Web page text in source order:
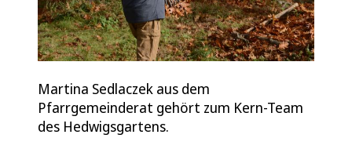
Martina Sedlaczek aus dem
Pfarrgemeinderat gehört zum Kern-Team
des Hedwigsgartens.